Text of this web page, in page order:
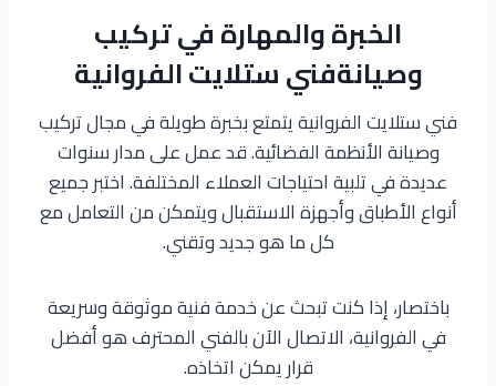
الخبرة والمهارة في تركيب
وصيانةفني ستلايت الفروانية
فني ستلايت الفروانية يتمتع بخبرة طويلة في مجال تركيب
وصيانة الأنظمة الفضائية. قد عمل على مدار سنوات
عديدة في تلبية احتياجات العملاء المختلفة. اختبر جميع
أنواع الأطباق وأجهزة الاستقبال ويتمكن من التعامل مع
كل ما هو جديد وتقني.
باختصار، إذا كنت تبحث عن خدمة فنية موثوقة وسريعة
في الفروانية، الاتصال الآن بالفني المحترف هو أفضل
قرار يمكن اتخاذه.